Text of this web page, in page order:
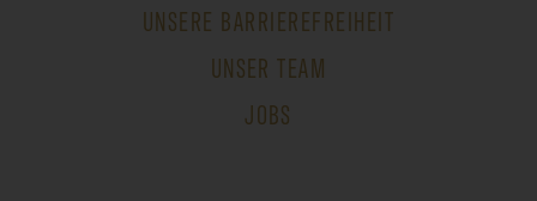
UNSERE BARRIEREFREIHEIT
UNSER TEAM
JOBS